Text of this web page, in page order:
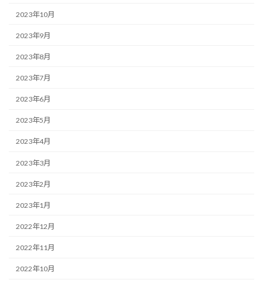
2023年10月
2023年9月
2023年8月
2023年7月
2023年6月
2023年5月
2023年4月
2023年3月
2023年2月
2023年1月
2022年12月
2022年11月
2022年10月